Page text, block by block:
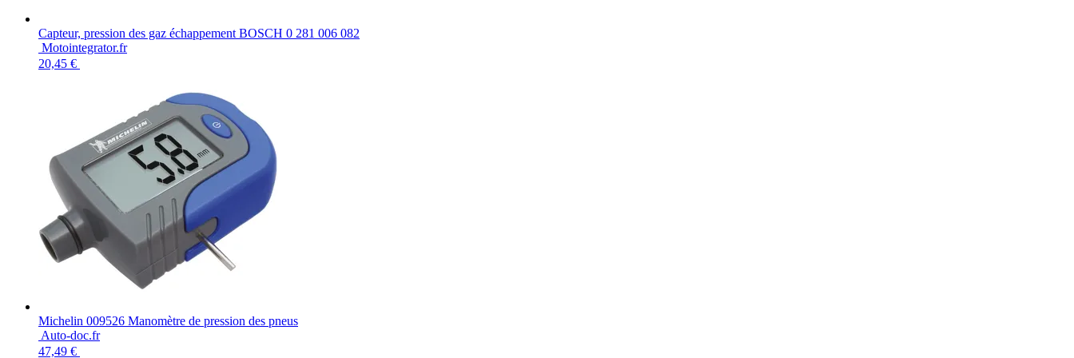
Capteur, pression des gaz échappement BOSCH 0 281 006 082
Motointegrator.fr
20,45 €
Michelin 009526 Manomètre de pression des pneus
Auto-doc.fr
47,49 €